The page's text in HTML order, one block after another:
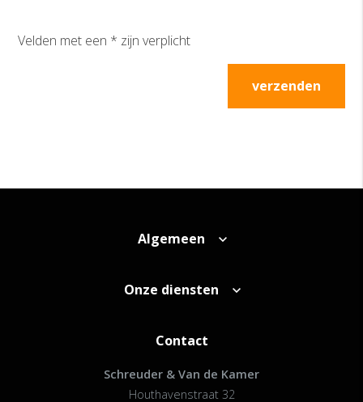
Velden met een * zijn verplicht
verzenden
Algemeen
Onze diensten
Contact
Schreuder & Van de Kamer
Houthavenstraat 32